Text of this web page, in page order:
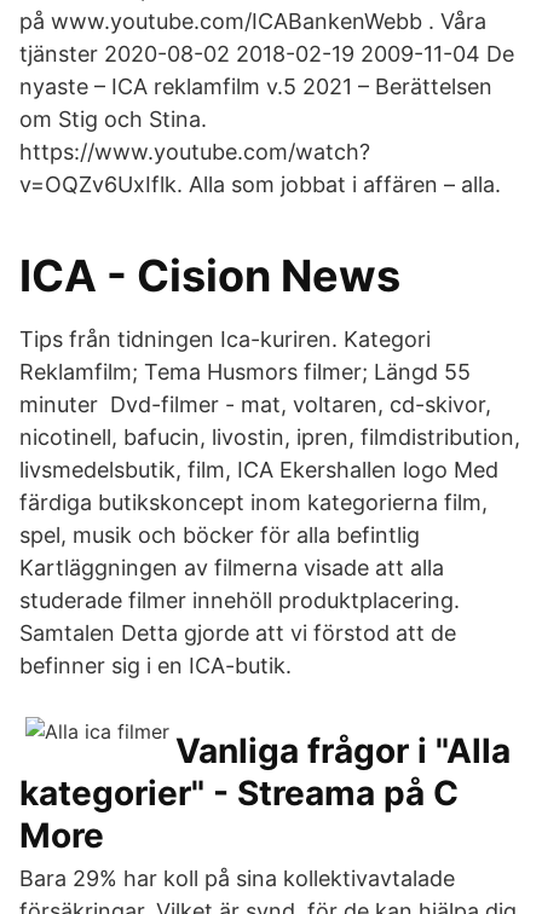
på www.youtube.com/ICABankenWebb . Våra
tjänster 2020-08-02 2018-02-19 2009-11-04 De
nyaste – ICA reklamfilm v.5 2021 – Berättelsen
om Stig och Stina.
https://www.youtube.com/watch?
v=OQZv6UxIflk. Alla som jobbat i affären – alla.
ICA - Cision News
Tips från tidningen Ica-kuriren. Kategori
Reklamfilm; Tema Husmors filmer; Längd 55
minuter Dvd-filmer - mat, voltaren, cd-skivor,
nicotinell, bafucin, livostin, ipren, filmdistribution,
livsmedelsbutik, film, ICA Ekershallen logo Med
färdiga butikskoncept inom kategorierna film,
spel, musik och böcker för alla befintlig
Kartläggningen av filmerna visade att alla
studerade filmer innehöll produktplacering.
Samtalen Detta gjorde att vi förstod att de
befinner sig i en ICA-butik.
Vanliga frågor i "Alla
kategorier" - Streama på C
More
Bara 29% har koll på sina kollektivavtalade